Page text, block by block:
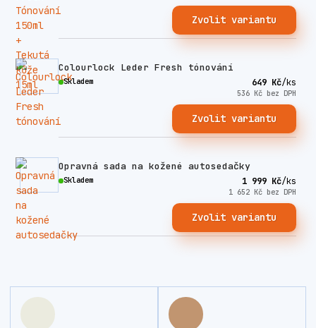
Zvolit variantu
Colourlock Leder Fresh tónování
649 Kč/ks
536 Kč bez DPH
Skladem
Zvolit variantu
Opravná sada na kožené autosedačky
1 999 Kč/ks
1 652 Kč bez DPH
Skladem
Zvolit variantu